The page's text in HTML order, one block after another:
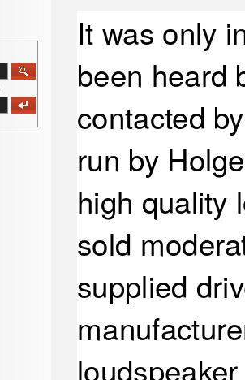
It was only
been heard
contacted
run by
high quality
sold
supplied